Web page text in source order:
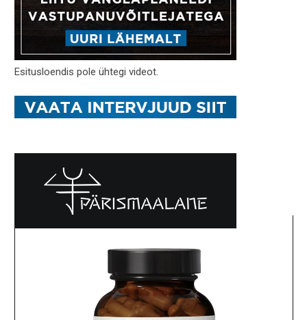
Esitusloendis pole ühtegi videot.